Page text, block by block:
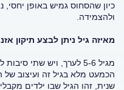
כיון שהסחוס גמיש באופן
ולהצמידה.
מאיזה גיל ניתן לבצע תיקון
מגיל 5-6 לערך, ויש שתי
הכמעט מלא בגיל זה ועיצוב של
שנית, זהו הגיל שבו ילדים